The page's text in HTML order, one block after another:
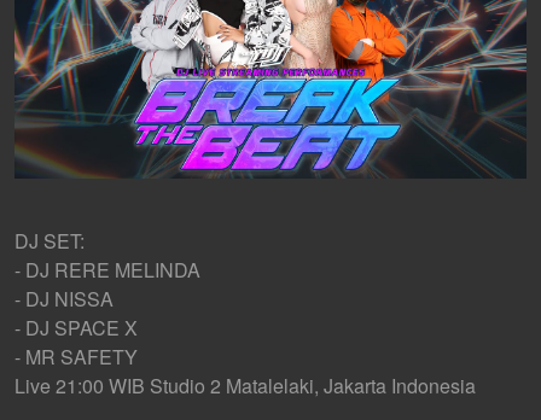
DJ SET:
- DJ RERE MELINDA
- DJ NISSA
- DJ SPACE X
- MR SAFETY
Live 21:00 WIB Studio 2 Matalelaki, Jakarta Indonesia